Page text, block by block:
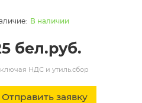
В наличии
бел.руб.
НДС и утиль.сбор
Отправить заявку